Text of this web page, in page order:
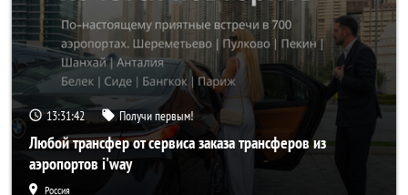
13:31:40 Получи первым!
Любой трансфер от сервиса заказа трансферов из
аэропортов i'way
Россия